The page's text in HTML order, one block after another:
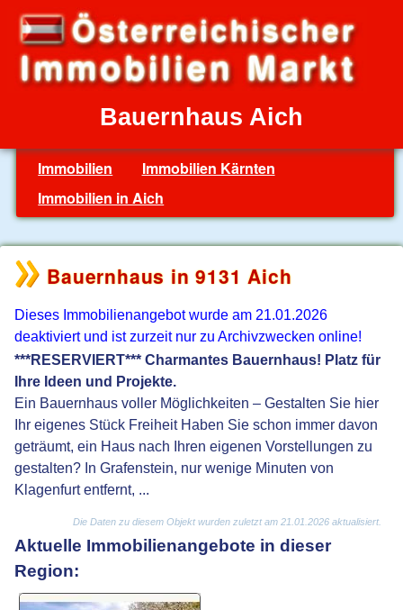
Bauernhaus Aich
Immobilien
Immobilien Kärnten
Immobilien in Aich
Bauernhaus in 9131 Aich
Dieses Immobilienangebot wurde am 21.01.2026
deaktiviert und ist zurzeit nur zu Archivzwecken online!
***RESERVIERT*** Charmantes Bauernhaus! Platz für
Ihre Ideen und Projekte.
Ein Bauernhaus voller Möglichkeiten – Gestalten Sie hier
Ihr eigenes Stück Freiheit Haben Sie schon immer davon
geträumt, ein Haus nach Ihren eigenen Vorstellungen zu
gestalten? In Grafenstein, nur wenige Minuten von
Klagenfurt entfernt, ...
Die Daten zu diesem Objekt wurden zuletzt am 21.01.2026 aktualisiert.
Aktuelle Immobilienangebote in dieser
Region: